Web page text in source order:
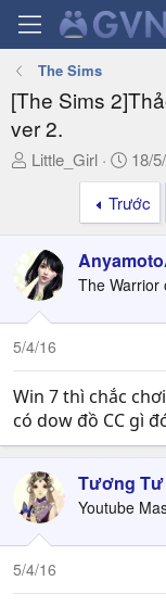
The Sims
[The Sims
ver 2.
T
a
d
s
t
a
t
e
r
Little_Girl
N
g
à
y
ử
i
18/
Trước
The Warrior
5/4/16
Win 7 thì chắc
có dow đồ CC gì
Tương Tư
Youtube
5/4/16